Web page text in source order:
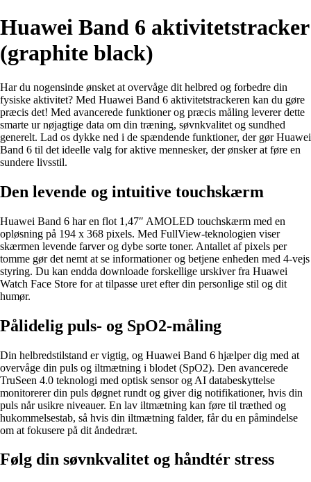
Huawei Band 6 aktivitetstracker
(graphite black)
Har du nogensinde ønsket at overvåge dit helbred og forbedre din
fysiske aktivitet? Med Huawei Band 6 aktivitetstrackeren kan du gøre
præcis det! Med avancerede funktioner og præcis måling leverer dette
smarte ur nøjagtige data om din træning, søvnkvalitet og sundhed
generelt. Lad os dykke ned i de spændende funktioner, der gør Huawei
Band 6 til det ideelle valg for aktive mennesker, der ønsker at føre en
sundere livsstil.
Den levende og intuitive touchskærm
Huawei Band 6 har en flot 1,47″ AMOLED touchskærm med en
opløsning på 194 x 368 pixels. Med FullView-teknologien viser
skærmen levende farver og dybe sorte toner. Antallet af pixels per
tomme gør det nemt at se informationer og betjene enheden med 4-vejs
styring. Du kan endda downloade forskellige urskiver fra Huawei
Watch Face Store for at tilpasse uret efter din personlige stil og dit
humør.
Pålidelig puls- og SpO2-måling
Din helbredstilstand er vigtig, og Huawei Band 6 hjælper dig med at
overvåge din puls og iltmætning i blodet (SpO2). Den avancerede
TruSeen 4.0 teknologi med optisk sensor og AI databeskyttelse
monitorerer din puls døgnet rundt og giver dig notifikationer, hvis din
puls når usikre niveauer. En lav iltmætning kan føre til træthed og
hukommelsestab, så hvis din iltmætning falder, får du en påmindelse
om at fokusere på dit åndedræt.
Følg din søvnkvalitet og håndtér stress